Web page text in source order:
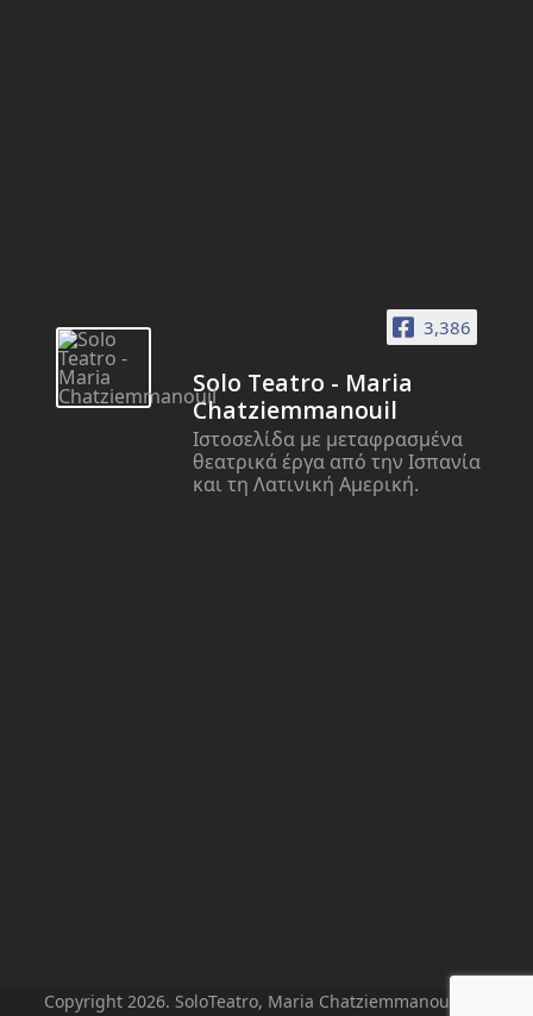
3,386
Solo Teatro - Maria
Chatziemmanouil
Ιστοσελίδα με μεταφρασμένα
θεατρικά έργα από την Ισπανία
και τη Λατινική Αμερική.
Copyright 2026. SoloTeatro, Maria Chatziemmanouil. All